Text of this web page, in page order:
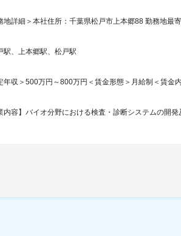
地詳細＞本社住所：千葉県松戸市上本郷88 勤務地最
駅、上本郷駅、松戸駅
年収＞500万円～800万円＜賃金形態＞月給制＜賃
内容】バイオ分野における検査・診断システムの開